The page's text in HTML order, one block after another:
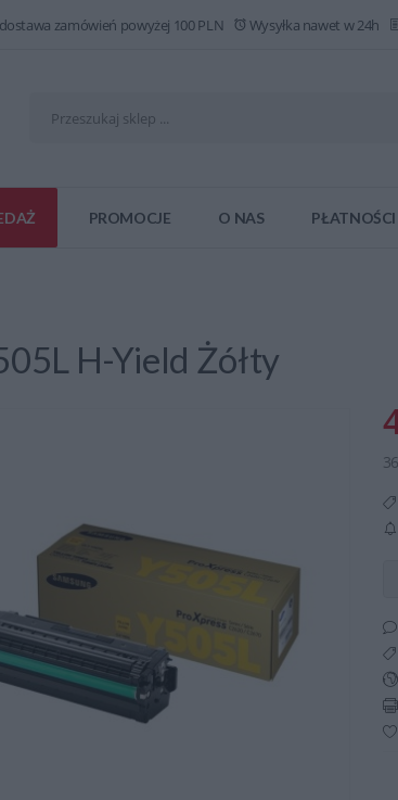
zamówień powyżej 100 PLN Wysyłka nawet w 24h
PROMOCJE O NAS PŁATNOŚCI
H-Yield Żółty